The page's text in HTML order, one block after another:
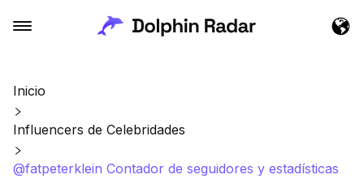
Inicio
Influencers de Celebridades
@fatpeterklein Contador de seguidores y estadísticas